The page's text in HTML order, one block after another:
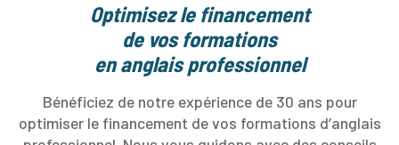
Optimisez le financement
de vos formations
en anglais professionnel
Bénéficiez de notre expérience de 30 ans pour
optimiser le financement de vos formations d’anglais